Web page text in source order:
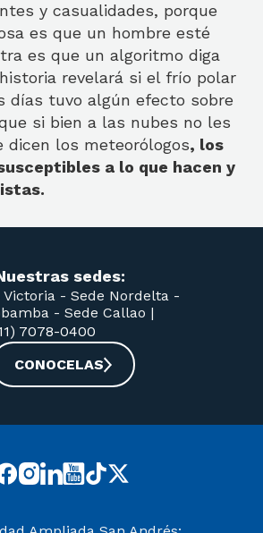
y casualidades, porque
es que un hombre esté
es que un algoritmo diga
revelará si el frío polar
días tuvo algún efecto sobre
si bien a las nubes no les
dicen los meteorólogos, los
a lo que hacen y
sedes:
- Sede Nordelta -
- Sede Callao |
7078-0400
CONOCELAS